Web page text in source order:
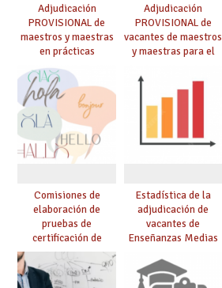
Adjudicación
PROVISIONAL de
maestros y maestras
en prácticas
Adjudicación
PROVISIONAL de
vacantes de maestros
y maestras para el
Comisiones de
elaboración de
pruebas de
certificación de
competencia
lingüística: publicada
resolución definitiva
Estadística de la
adjudicación de
vacantes de
Enseñanzas Medias